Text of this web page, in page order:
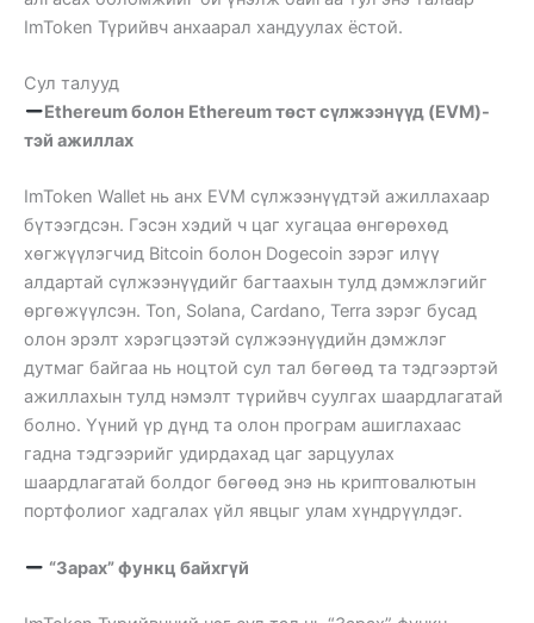
ImToken Түрийвч анхаарал хандуулах ёстой.
Сул талууд
Ethereum болон Ethereum төст сүлжээнүүд (EVM)-
тэй ажиллах
ImToken Wallet нь анх EVM сүлжээнүүдтэй ажиллахаар
бүтээгдсэн. Гэсэн хэдий ч цаг хугацаа өнгөрөхөд
хөгжүүлэгчид Bitcoin болон Dogecoin зэрэг илүү
алдартай сүлжээнүүдийг багтаахын тулд дэмжлэгийг
өргөжүүлсэн. Ton, Solana, Cardano, Terra зэрэг бусад
олон эрэлт хэрэгцээтэй сүлжээнүүдийн дэмжлэг
дутмаг байгаа нь ноцтой сул тал бөгөөд та тэдгээртэй
ажиллахын тулд нэмэлт түрийвч суулгах шаардлагатай
болно. Үүний үр дүнд та олон програм ашиглахаас
гадна тэдгээрийг удирдахад цаг зарцуулах
шаардлагатай болдог бөгөөд энэ нь криптовалютын
портфолиог хадгалах үйл явцыг улам хүндрүүлдэг.
“Зарах” функц байхгүй